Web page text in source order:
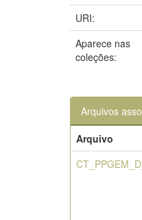
URI:
Aparece nas
coleções:
Arquivos
Arquivo